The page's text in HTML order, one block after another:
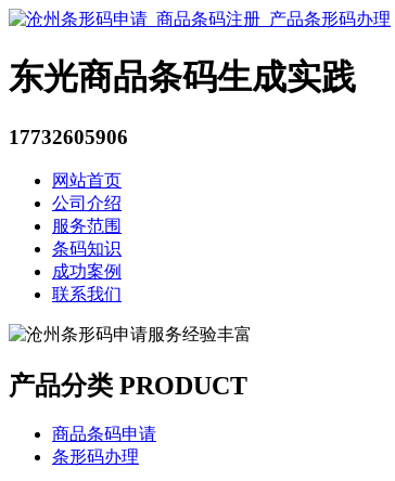
东光商品条码生成实践
17732605906
网站首页
公司介绍
服务范围
条码知识
成功案例
联系我们
产品分类 PRODUCT
商品条码申请
条形码办理